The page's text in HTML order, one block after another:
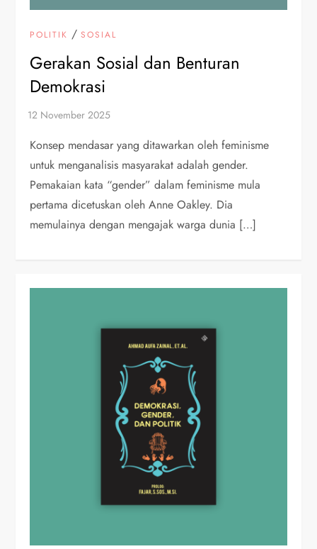
POLITIK /SOSIAL
Gerakan Sosial dan Benturan
Demokrasi
Konsep mendasar yang ditawarkan oleh feminisme
untuk menganalisis masyarakat adalah gender.
Pemakaian kata “gender” dalam feminisme mula
pertama dicetuskan oleh Anne Oakley. Dia
memulainya dengan mengajak warga dunia […]